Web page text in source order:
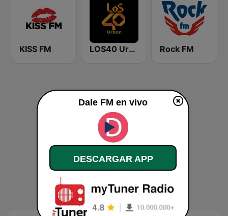
KISS FM LOS40 Urban Rock FM
Dale FM en vivo
DESCARGAR APP